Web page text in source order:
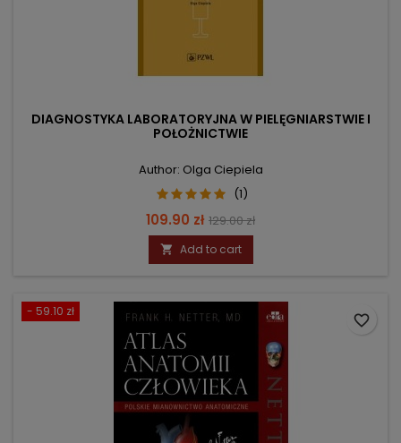
DIAGNOSTYKA LABORATORYJNA W PIELĘGNIARSTWIE I
POŁOŻNICTWIE
Author: Olga Ciepiela
(1)
Price
109.90 zł Regular
price
129.00 zł
 Add to cart
- 59.10 zł
favorite_border